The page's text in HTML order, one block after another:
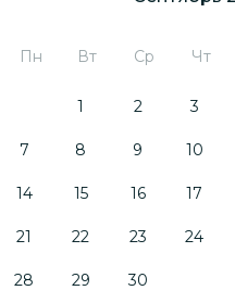
Пн Вт Ср Чт
1 2 3
7 8 9 10
14 15 16 17
21 22 23 24
28 29 30